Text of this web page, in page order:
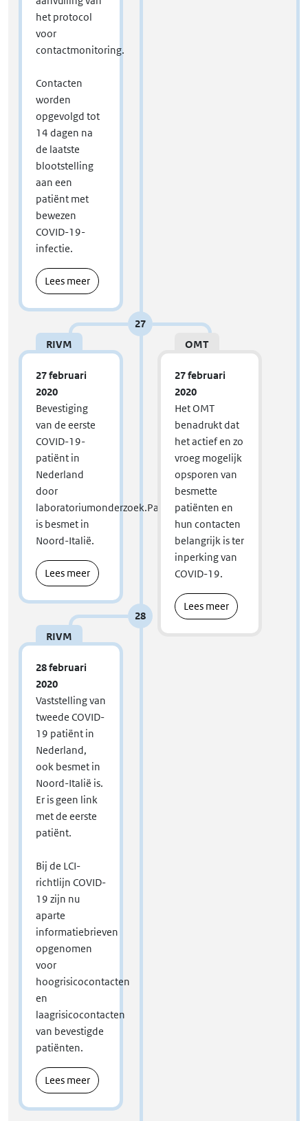
het protocol
voor
contactmonitoring.
Contacten
worden
opgevolgd tot
14 dagen na
de laatste
blootstelling
aan een
patiënt met
bewezen
COVID-19-
infectie.
Lees meer
27
RIVM
27 februari
2020
Bevestiging
van de eerste
COVID-19-
patiënt in
Nederland
door
laboratoriumonderzoek.Patient
is besmet in
Noord-Italië.
Lees meer
OMT
27 februari
2020
Het OMT
benadrukt dat
het actief en zo
vroeg mogelijk
opsporen van
besmette
patiënten en
hun contacten
belangrijk is ter
inperking van
COVID-19.
Lees meer
28
RIVM
28 februari
2020
Vaststelling van
tweede COVID-
19 patiënt in
Nederland,
ook besmet in
Noord-Italië is.
Er is geen link
met de eerste
patiënt.
Bij de LCI-
richtlijn COVID-
19 zijn nu
aparte
informatiebrieven
opgenomen
voor
hoogrisicocontacten
en
laagrisicocontacten
van bevestigde
patiënten.
Lees meer